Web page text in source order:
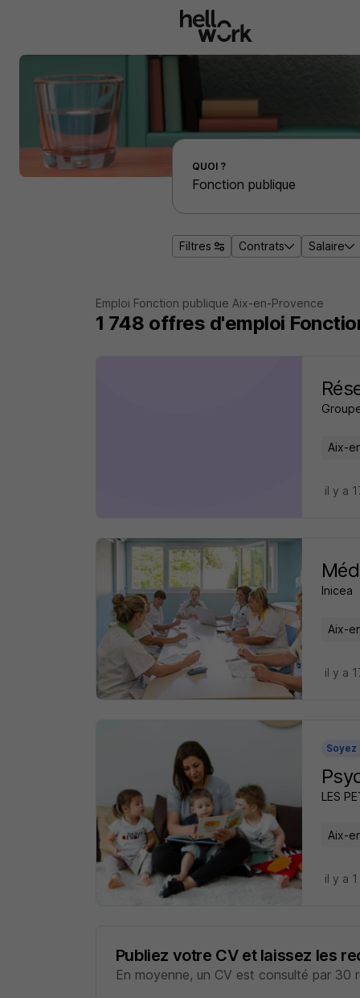
Effectuer une recherche d'emploi par localité
QUOI ?
Filtres Contrats Salaire
Emploi Fonction publique Aix-en-Provence
1 748 offres d'emploi
Aix-
il y a
Inicea
Aix-
il y a
Soyez
LES
Aix-
il y a
Publiez votre CV et laissez les
En moyenne, un CV est consulté par 30